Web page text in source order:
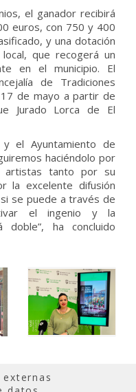
el ganador recibirá
euros, con 750 y 400
y una dotación
que recogerá un
en el municipio. El
de Tradiciones
de mayo a partir de
Jurado Lorca de El
y el Ayuntamiento de
haciéndolo por
artistas tanto por su
la excelente difusión
se puede a través de
el ingenio y la
ha concluido